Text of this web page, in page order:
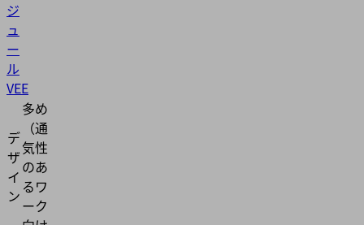
ジ
ュ
ー
ル
VEE
デ
ザ
イ
ン
多め
（通
気性
のあ
るワ
ーク